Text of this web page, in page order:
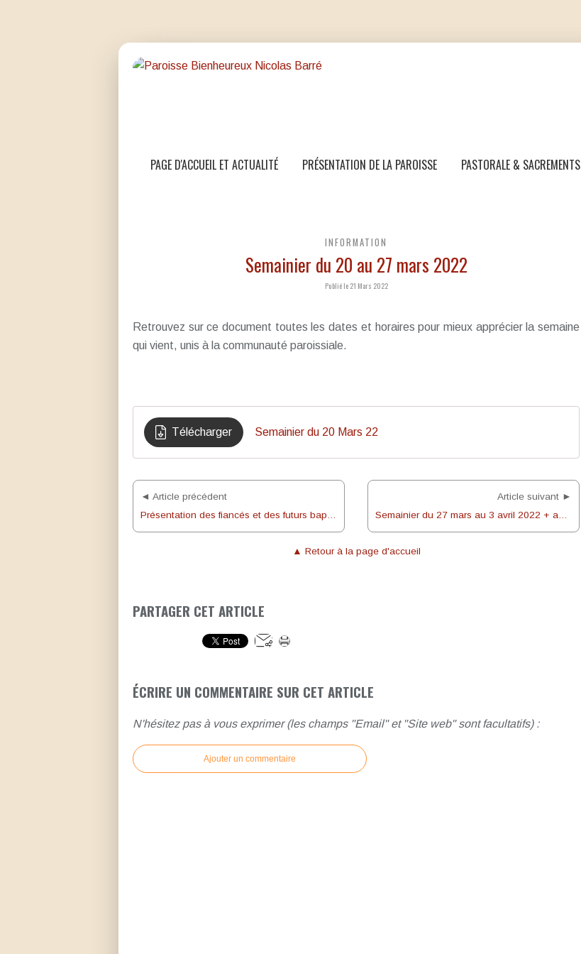
PAGE D'ACCUEIL ET ACTUALITÉ PRÉSENTATION DE LA PAROISSE PASTORALE & SACREMENTS
INFORMATION
Semainier du 20 au 27 mars 2022
Publié le 21 Mars 2022
Retrouvez sur ce document toutes les dates et horaires pour mieux apprécier la semaine
qui vient, unis à la communauté paroissiale.
Télécharger Semainier du 20 Mars 22
◄ Article précédent
Présentation des fiancés et des futurs baptisés
Article suivant ►
Semainier du 27 mars au 3 avril 2022 + autres informations
▲ Retour à la page d'accueil
PARTAGER CET ARTICLE
ÉCRIRE UN COMMENTAIRE SUR CET ARTICLE
N'hésitez pas à vous exprimer (les champs "Email" et "Site web" sont facultatifs) :
Ajouter un commentaire